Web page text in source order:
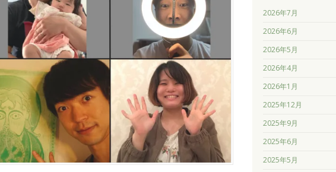
2026年7月
2026年6月
2026年5月
2026年4月
2026年1月
2025年12月
2025年9月
2025年6月
2025年5月